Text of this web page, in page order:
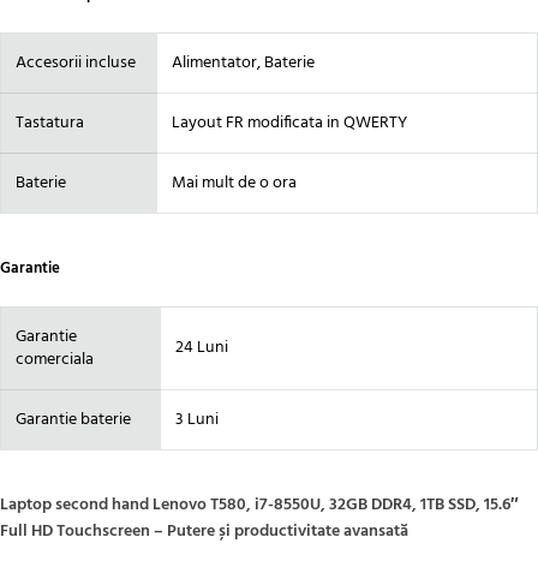
Accesorii incluse Alimentator, Baterie
Tastatura Layout FR modificata in QWERTY
Baterie Mai mult de o ora
Garantie
Garantie
comerciala
24 Luni
Garantie baterie 3 Luni
Laptop second hand Lenovo T580, i7-8550U, 32GB DDR4, 1TB SSD, 15.6″
Full HD Touchscreen – Putere și productivitate avansată